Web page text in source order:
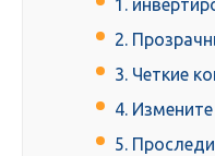
1.
2.
3. Четкие
4.
5.